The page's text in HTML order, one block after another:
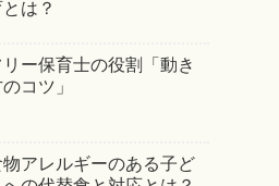
は？
リー保育士の役割「動き
コツ」
物アレルギーのある子ど